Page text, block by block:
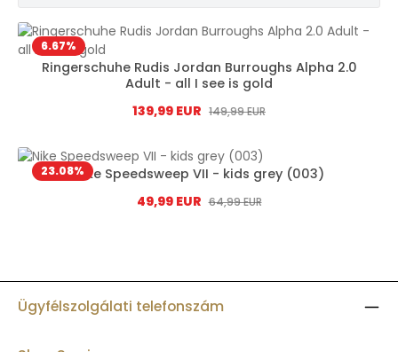
6.67%
Ringerschuhe Rudis Jordan Burroughs Alpha 2.0
Adult - all I see is gold
Eladási ár:
139,99 EUR Normál ár:
149,99 EUR
23.08%
Nike Speedsweep VII - kids grey (003)
Eladási ár:
49,99 EUR Normál ár:
64,99 EUR
Ügyfélszolgálati telefonszám